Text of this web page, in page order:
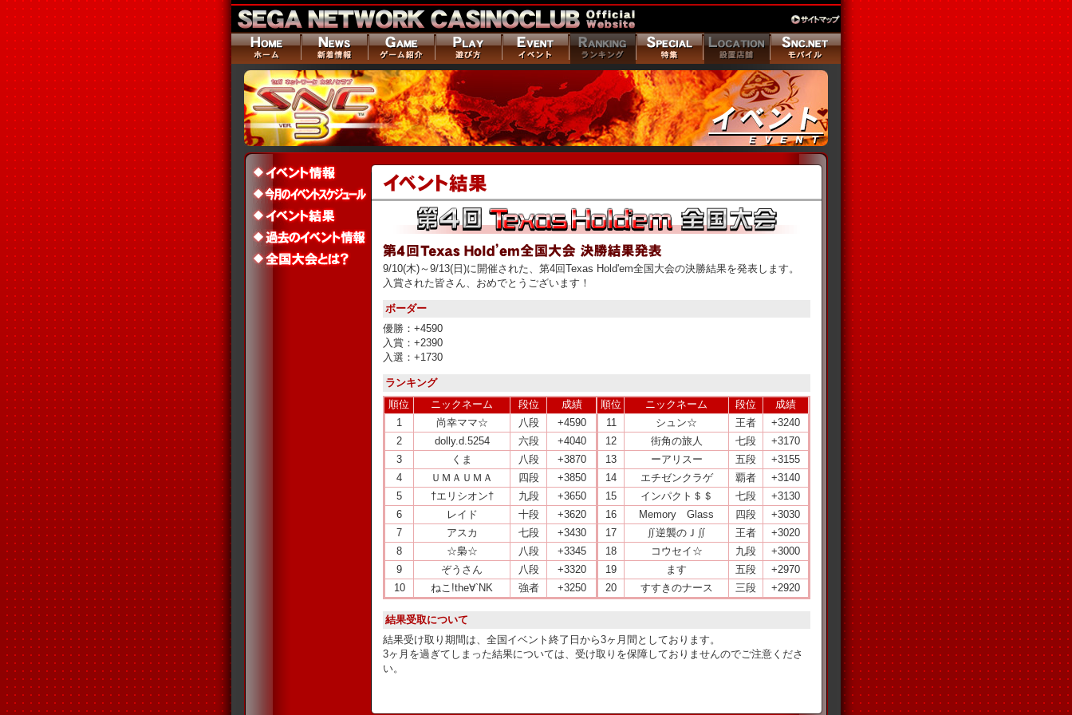
9/10(木)～9/13(日)に開催された、第4回Texas Hold'em全国大会の決勝結果を発表します。
入賞された皆さん、おめでとうございます！
ボーダー
優勝：+4590
入賞：+2390
入選：+1730
ランキング
順位
ニックネーム 段位
成績
1
尚幸ママ☆ 八段
+4590
2
dolly.d.5254 六段
+4040
3
くま 八段
+3870
4
ＵＭＡＵＭＡ 四段
+3850
5
†エリシオン† 九段
+3650
6
レイド 十段
+3620
7
アスカ 七段
+3430
8
☆梟☆ 八段
+3345
9
ぞうさん 八段
+3320
10
ねこ!the∀`NK 強者 +3250
順位 ニックネーム 段位
成績
11
シュン☆ 王者
+3240
12
街角の旅人 七段
+3170
13
ーアリスー 五段
+3155
14
エチゼンクラゲ 覇者
+3140
15
インパクト＄＄ 七段
+3130
16
Memory Glass 四段
+3030
17
∬逆襲のＪ∬ 王者
+3020
18
コウセイ☆ 九段
+3000
19
ます 五段
+2970
20
すすきのナース 三段 +2920
結果受取について
結果受け取り期間は、全国イベント終了日から3ヶ月間としております。
3ヶ月を過ぎてしまった結果については、受け取りを保障しておりませんのでご注意くださ
い。